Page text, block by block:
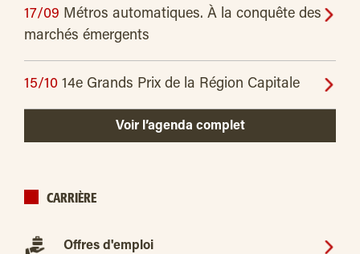
17/09 Métros automatiques. À la conquête des
marchés émergents
15/10 14e Grands Prix de la Région Capitale
Voir l’agenda complet
CARRIÈRE
Offres d'emploi